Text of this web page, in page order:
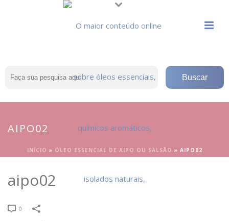
AIPO02
INÍCIO » ÓLEO ESSENCIAL DE AIPO OU SALSÃO » AIPO02
aipo02
0